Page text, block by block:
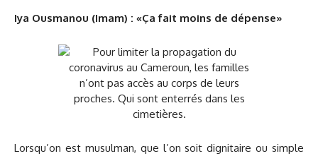
Iya Ousmanou (Imam) : «Ça fait moins de dépense»
Lorsqu’on est musulman, que l’on soit dignitaire ou simple